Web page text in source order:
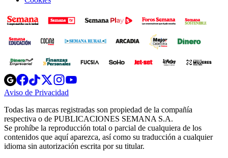
Opens
in
new
Opens
in
new
Opens
in
new
window
Opens
new
windowwindow
Aviso de Privacidad
new
window
Todas las marcas registradas son propiedad de la compañía
respectiva o de PUBLICACIONES SEMANA S.A.
Se prohíbe la reproducción total o parcial de cualquiera de los
contenidos que aquí aparezca, así como su traducción a cualquier
idioma sin autorización escrita por su titular.